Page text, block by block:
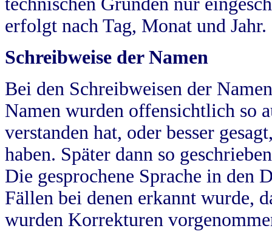
erfolgt nach Tag, Monat und Jahr.
Schreibweise der Namen
Bei den Schreibweisen der
Namen wurden offensichtlich so
verstanden hat, oder besser
haben. Später dann so
Die gesprochene Sprache in
Fällen bei denen erkannt wurde,
wurden Korrekturen